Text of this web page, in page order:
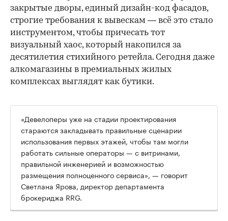
закрытые дворы, единый дизайн-код фасадов,
строгие требования к вывескам — всё это стало
инструментом, чтобы причесать тот
визуальный хаос, который накопился за
десятилетия стихийного ретейла. Сегодня даже
алкомагазины в премиальных жилых
комплексах выглядят как бутики.
00:00
«Девелоперы уже на стадии проектирования
стараются закладывать правильные сценарии
использования первых этажей, чтобы там могли
работать сильные операторы — с витринами,
правильной инженерией и возможностью
размещения полноценного сервиса», — говорит
Светлана Ярова, директор департамента
брокериджа RRG.